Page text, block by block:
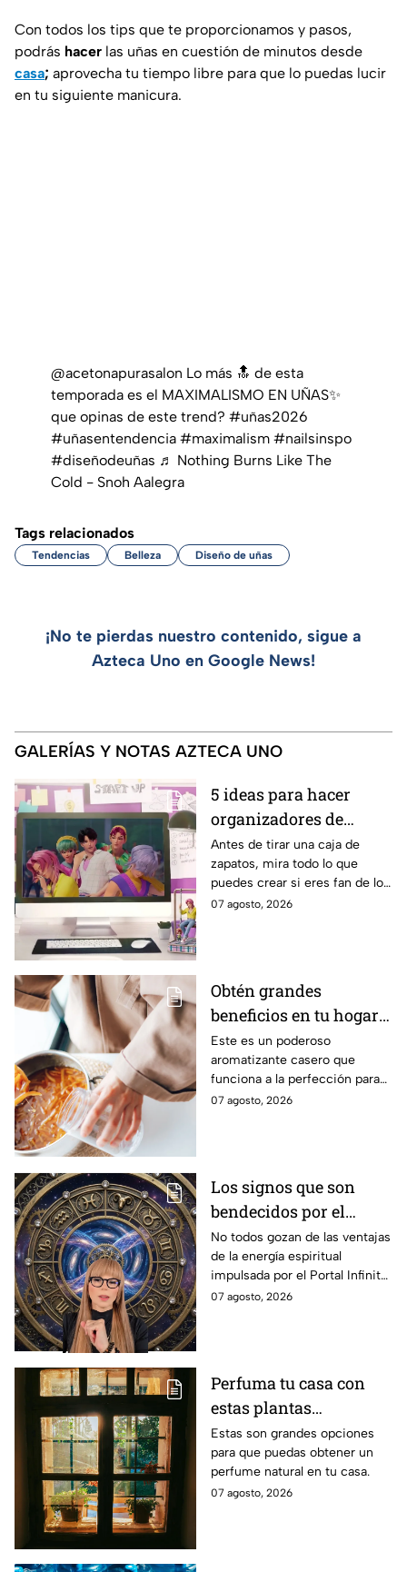
Con todos los tips que te proporcionamos y pasos,
podrás hacer las uñas en cuestión de minutos desde
casa; aprovecha tu tiempo libre para que lo puedas lucir
en tu siguiente manicura.
@acetonapurasalon Lo más 🔝 de esta
temporada es el MAXIMALISMO EN UÑAS✨
que opinas de este trend? #uñas2026
#uñasentendencia #maximalism #nailsinspo
#diseñodeuñas ♬ Nothing Burns Like The
Cold - Snoh Aalegra
Tags relacionados
Tendencias Belleza Diseño de uñas
¡No te pierdas nuestro contenido, sigue a
Azteca Uno en Google News!
GALERÍAS Y NOTAS AZTECA UNO
5 ideas para hacer
organizadores de
escritorio inspirados
en los Saja Boys con
cartón reciclado
Antes de tirar una caja de
zapatos, mira todo lo que
puedes crear si eres fan de los
chicos de KPop Demon
07 agosto, 2026
Obtén grandes
beneficios en tu hogar
con esta mezcla de
aceite de oliva, ramas
de canela y cáscaras de
naranja
Este es un poderoso
aromatizante casero que
funciona a la perfección para
tus espacios.
07 agosto, 2026
Los signos que son
bendecidos por el
universo con suerte
espiritual a partir de
hoy 7 de agosto: los
horóscopos de Mhoni
No todos gozan de las ventajas
de la energía espiritual
impulsada por el Portal Infinito.
Mira de qué se trata y cómo
07 agosto, 2026
Perfuma tu casa con
estas plantas
aromáticas con flor
para colocar en la
ventana
Estas son grandes opciones
para que puedas obtener un
perfume natural en tu casa.
07 agosto, 2026